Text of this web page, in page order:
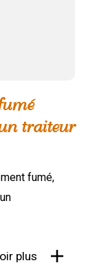
traiteur
fumé,
plus